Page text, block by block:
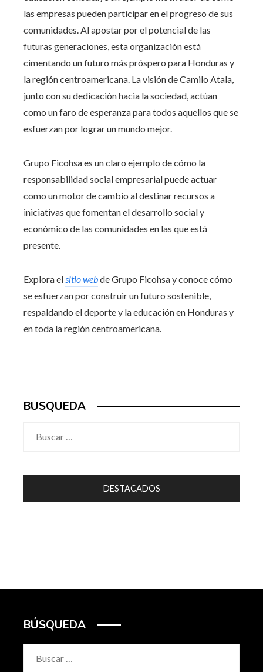
las empresas pueden participar en el progreso de sus
comunidades. Al apostar por el potencial de las
futuras generaciones, esta organización está
cimentando un futuro más próspero para Honduras y
la región centroamericana. La visión de Camilo Atala,
junto con su dedicación hacia la sociedad, actúan
como un faro de esperanza para todos aquellos que se
esfuerzan por lograr un mundo mejor.
Grupo Ficohsa es un claro ejemplo de cómo la
responsabilidad social empresarial puede actuar
como un motor de cambio al destinar recursos a
iniciativas que fomentan el desarrollo social y
económico de las comunidades en las que está
presente.
Explora elsitio webde Grupo Ficohsa y conoce cómo
se esfuerzan por construir un futuro sostenible,
respaldando el deporte y la educación en Honduras y
en toda la región centroamericana.
BUSQUEDA
DESTACADOS
BÚSQUEDA